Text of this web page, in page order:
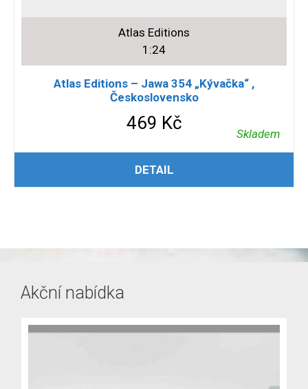
Atlas Editions
1:24
Atlas Editions – Jawa 354 „Kývačka“ ,
Československo
469 Kč
Skladem
PŘIDAT DO KOŠÍKU
DETAIL
Akční nabídka